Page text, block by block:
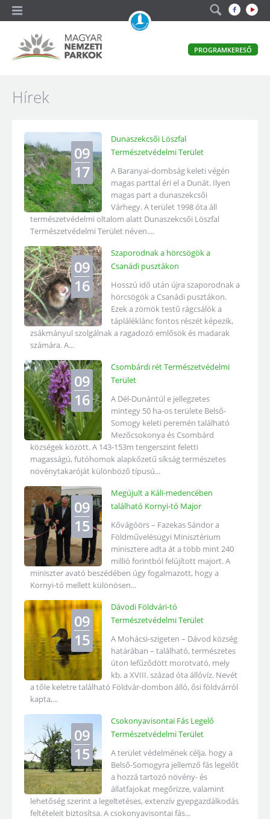
Magyar
Parkok
PROGRAMKERESŐ
Hírek
09
17
Dunaszekcsői Löszfal
Természetvédelmi Terület
A Baranyai-dombság keleti végén
magas parttal éri el a Dunát. Ilyen
magas part a dunaszekcsői
Várhegy. A terület 1998 óta áll
természetvédelmi oltalom alatt Dunaszekcsői Löszfal
Természetvédelmi Terület néven....
09
16
Szaporodnak a hörcsögök a
Csanádi pusztákon
Hosszú idő után újra szaporodnak a
hörcsögök a Csanádi pusztákon.
Ezek a zömök testű rágcsálók a
tápláléklánc fontos részét képezik,
zsákmányul szolgálnak a ragadozó emlősök és madarak
számára. A...
09
16
Csombárdi rét Természetvédelmi
Terület
A Dél-Dunántúl e jellegzetes
mintegy 50 ha-os területe Belső-
Somogy keleti peremén található
Mezőcsokonya és Csombárd
községek között. A 143-153m tengerszint feletti
magasságú, futóhomok alapkőzetű síkság természetes
növénytakaróját különböző típusú...
09
15
Megújult a Káli-medencében
található Kornyi-tó Major
Kővágóörs – Fazekas Sándor a
Földművelésügyi Minisztérium
minisztere adta át a több mint 240
millió forintból felújított majort. A
miniszter avató beszédében úgy fogalmazott, hogy a
Kornyi-tó mellett különösen...
09
15
Dávodi Földvári-tó
Természetvédelmi Terület
A Mohácsi-szigeten – Dávod község
határában – található, természetes
úton lefűződött morotvató, mely
kb. a XVIII. század óta állóvíz. Nevét
a tőle keletre található Földvár-dombon álló, ősi földvárról
kapta,...
09
15
Csokonyavisontai Fás Legelő
Természetvédelmi Terület
A terület védelmének célja, hogy a
Belső-Somogyra jellemző fás legelőt
a hozzá tartozó növény- és
állatfajokat megőrizze, valamint
lehetőség szerint a legeltetéses, extenzív gyepgazdálkodás
feltételeit biztosítsa. A csokonyavisontai fás...